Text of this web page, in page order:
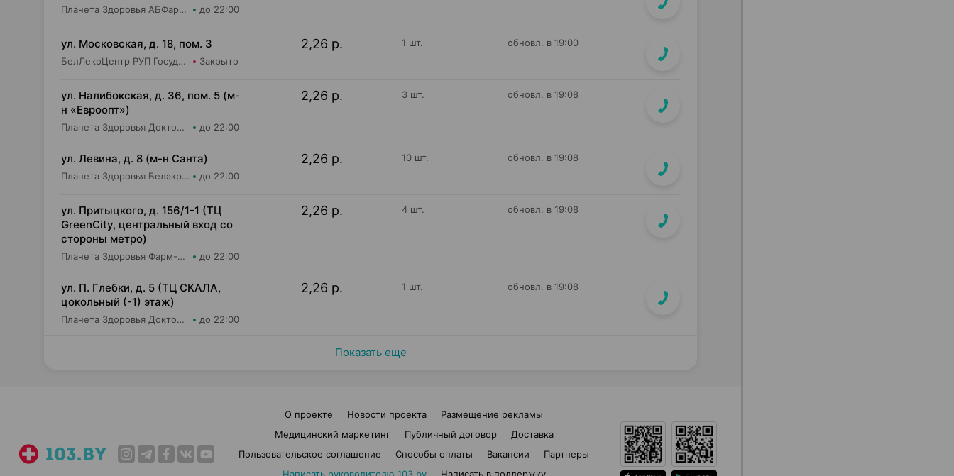
Планета Здоровья АБФармация ИООО Косметический магазин №4 до 22:00
ул. Московская, д. 18, пом. 3
БелЛекоЦентр РУП Государственная аптека №5 Закрыто
2,26 р. 1 шт. обновл. в 19:00
ул. Налибокская, д. 36, пом. 5 (м-
н «Евроопт»)
Планета Здоровья Доктор Время ООО Аптека №51 до 22:00
2,26 р. 3 шт. обновл. в 19:08
ул. Левина, д. 8 (м-н Санта)
Планета Здоровья Белэкрос ОДО Аптека №5 до 22:00
2,26 р. 10 шт. обновл. в 19:08
ул. Притыцкого, д. 156/1-1 (ТЦ
GreenCity, центральный вход со
стороны метро)
Планета Здоровья Фарм-Продукт ОДО Аптека №23 до 22:00
2,26 р. 4 шт. обновл. в 19:08
ул. П. Глебки, д. 5 (ТЦ СКАЛА,
цокольный (-1) этаж)
Планета Здоровья Доктор Время ООО Аптека №50 до 22:00
2,26 р. 1 шт. обновл. в 19:08
Показать еще
О проекте Новости проекта
Размещение рекламы
Медицинский маркетинг
Публичный договор
Доставка
Пользовательское соглашение
Способы оплаты Вакансии
Партнеры